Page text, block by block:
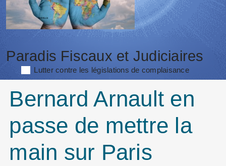
Paradis Fiscaux et Judiciaires
Lutter contre les législations de complaisance
Bernard Arnault en
passe de mettre la
main sur Paris